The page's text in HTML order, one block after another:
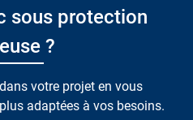
sous protection
?
votre projet en vous
adaptées à vos besoins.